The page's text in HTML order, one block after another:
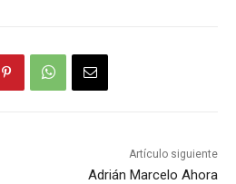
Artículo siguiente
Adrián Marcelo Ahora